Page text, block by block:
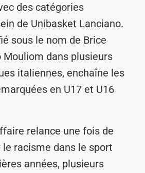
des catégories
de Unibasket Lanciano.
sous le nom de Brice
Mouliom dans plusieurs
italiennes, enchaîne les
en U17 et U16
relance une fois de
racisme dans le sport
années, plusieurs